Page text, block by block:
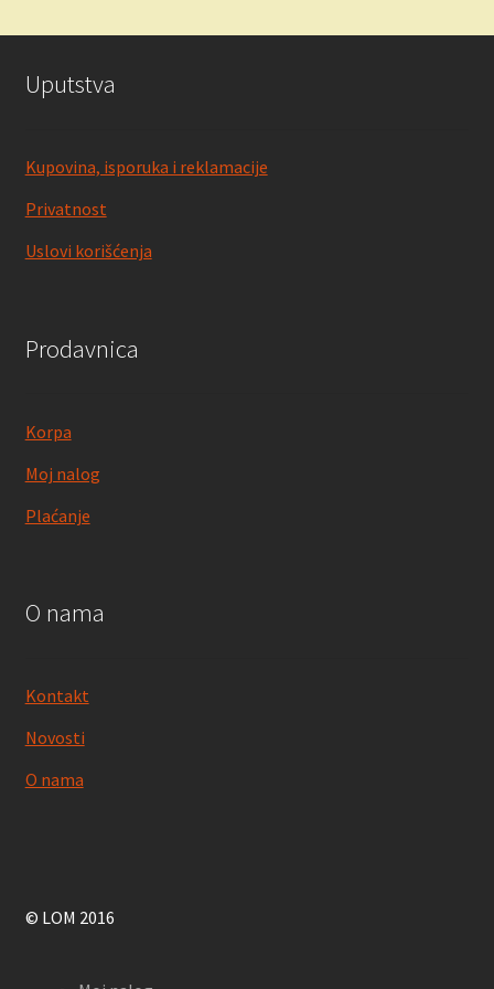
Uputstva
Kupovina, isporuka i reklamacije
Privatnost
Uslovi korišćenja
Prodavnica
Korpa
Moj nalog
Plaćanje
O nama
Kontakt
Novosti
O nama
© LOM 2016